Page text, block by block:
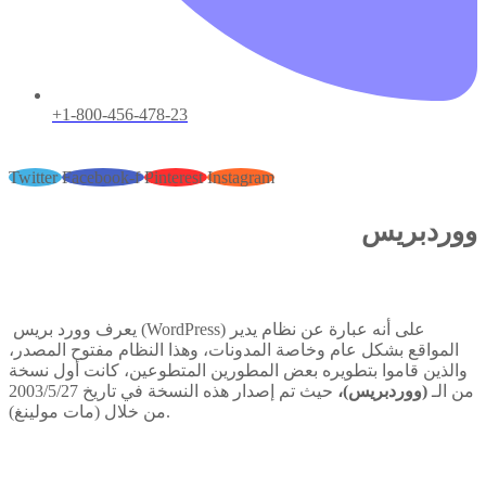
+1-800-456-478-23
Twitter Facebook-f Pinterest Instagram
ووردبريس
المواقع بشكل عام وخاصة المدونات، وهذا النظام مفتوح المصدر،
والذين قاموا بتطويره بعض المطورين المتطوعين، كانت أول نسخة
من الـ (ووردبريس)،
حيث تم إصدار هذه النسخة في تاريخ 2003/5/27
من خلال (مات مولينغ).